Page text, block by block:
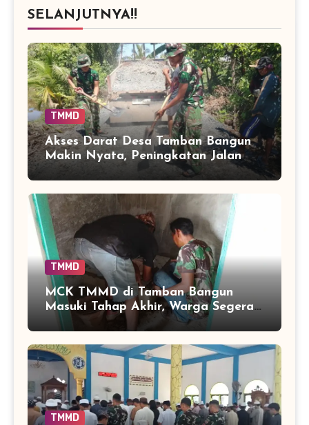
SELANJUTNYA!!
TMMD
Akses Darat Desa Tamban Bangun
Makin Nyata, Peningkatan Jalan
TMMD Sentuh 90 Persen
TMMD
MCK TMMD di Tamban Bangun
Masuki Tahap Akhir, Warga Segera
Nikmati Fasilitas Sanitasi yang
Lebih Layak
TMMD